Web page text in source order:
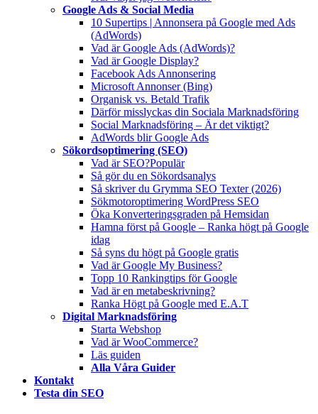
Google Ads & Social Media
10 Supertips | Annonsera på Google med Ads
(AdWords)
Vad är Google Ads (AdWords)?
Vad är Google Display?
Facebook Ads Annonsering
Microsoft Annonser (Bing)
Organisk vs. Betald Trafik
Därför misslyckas din Sociala Marknadsföring
Social Marknadsföring – Är det viktigt?
AdWords blir Google Ads
Sökordsoptimering (SEO)
Vad är SEO?Populär
Så gör du en Sökordsanalys
Så skriver du Grymma SEO Texter (2026)
Sökmotoroptimering WordPress SEO
Öka Konverteringsgraden på Hemsidan
Hamna först på Google – Ranka högt på Google
idag
Så syns du högt på Google gratis
Vad är Google My Business?
Topp 10 Rankingtips för Google
Vad är en metabeskrivning?
Ranka Högt på Google med E.A.T
Digital Marknadsföring
Starta Webshop
Vad är WooCommerce?
Läs guiden
Alla Våra Guider
Kontakt
Testa din SEO